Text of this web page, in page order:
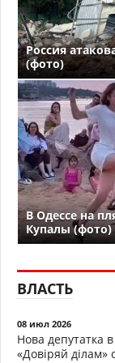
Россия
(фото)
В Одессе на
Купалы (фото)
ВЛАСТЬ
08 июл 2026
Нова депутатка в
«Довіряй